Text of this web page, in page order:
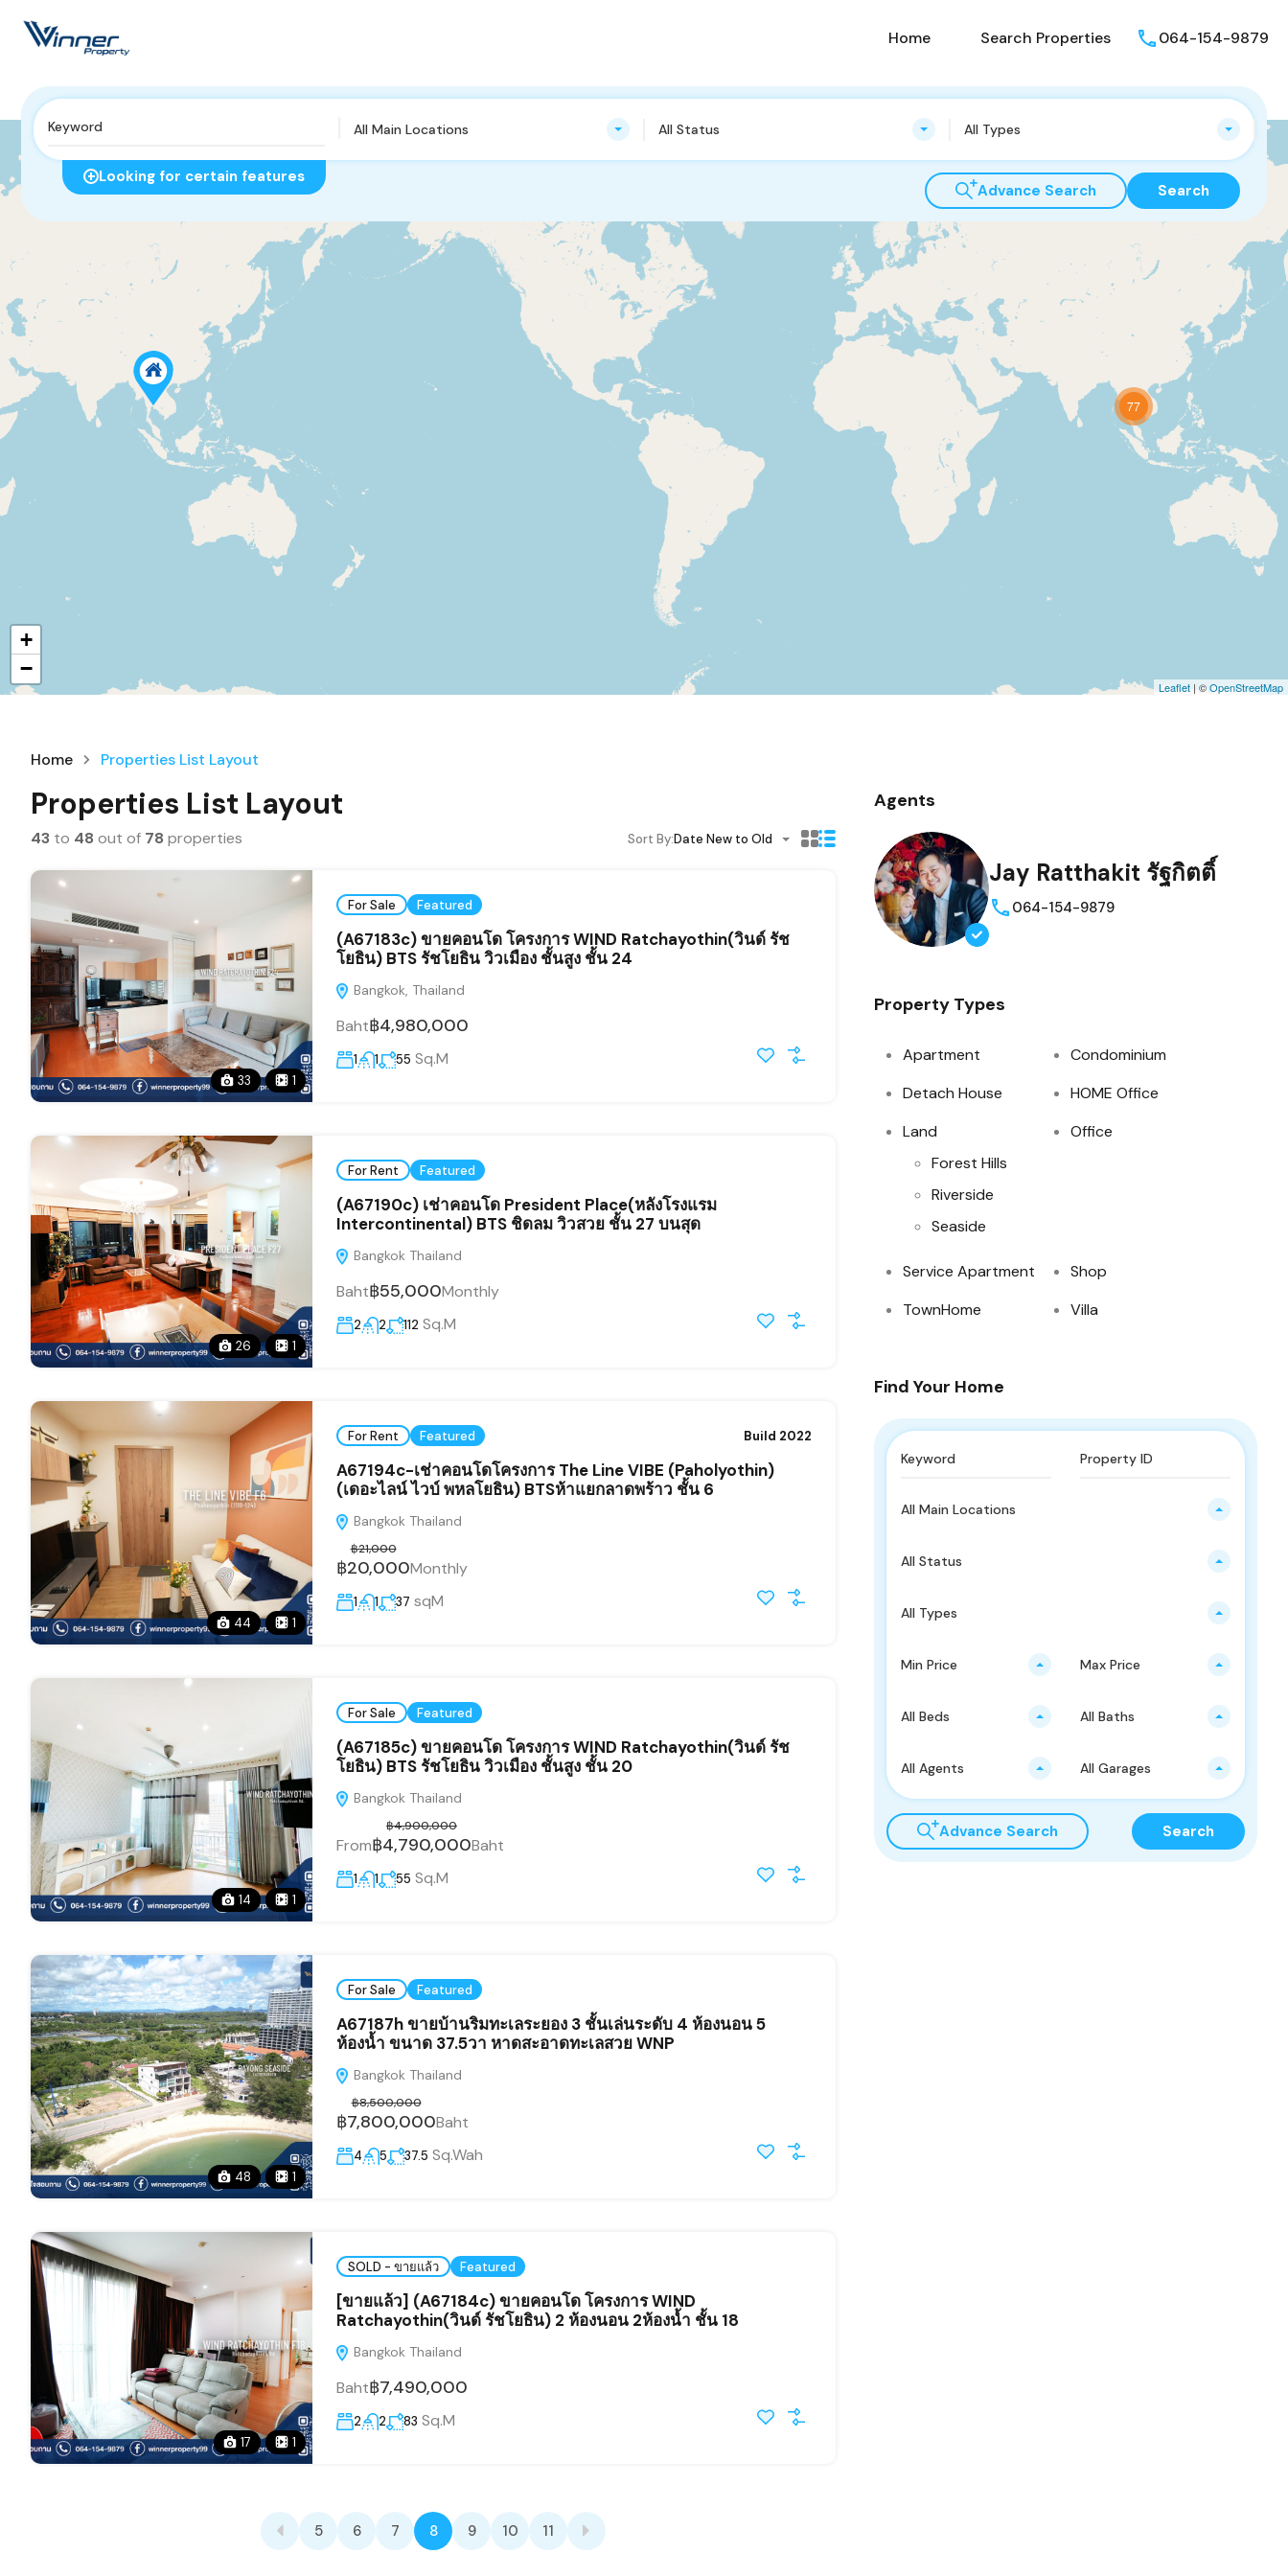
Home Search Properties 064-154-9879
All Main Locations All Status All Types
Looking for certain features
Advance Search Search
77
+
−
Leaflet | ©OpenStreetMap
Home Properties List Layout
Properties List Layout
43 to 48 out of 78 properties Sort By:Date New to Old
33 1
For Sale Featured
(A67183c) ขายคอนโด โครงการ WIND Ratchayothin(วินด์ รัช
โยธิน) BTS รัชโยธิน วิวเมือง ชั้นสูง ชั้น 24
Bangkok, Thailand
Baht฿4,980,000
1 1 55 Sq.M
26 1
For Rent Featured
(A67190c) เช่าคอนโด President Place(หลังโรงแรม
Intercontinental) BTS ชิดลม วิวสวย ชั้น 27 บนสุด
Bangkok Thailand
Baht฿55,000Monthly
2 2 112 Sq.M
44 1
For Rent Featured Build 2022
A67194c-เช่าคอนโดโครงการ The Line VIBE (Paholyothin)
(เดอะไลน์ ไวบ์ พหลโยธิน) BTSห้าแยกลาดพร้าว ชั้น 6
Bangkok Thailand
฿20,000
฿21,000
Monthly
1 1 37 sqM
14 1
For Sale Featured
(A67185c) ขายคอนโด โครงการ WIND Ratchayothin(วินด์ รัช
โยธิน) BTS รัชโยธิน วิวเมือง ชั้นสูง ชั้น 20
Bangkok Thailand
From฿4,790,000
฿4,900,000
Baht
1 1 55 Sq.M
48 1
For Sale Featured
A67187h ขายบ้านริมทะเลระยอง 3 ชั้นเล่นระดับ 4 ห้องนอน 5
ห้องน้ำ ขนาด 37.5วา หาดสะอาดทะเลสวย WNP
Bangkok Thailand
฿7,800,000
฿8,500,000
Baht
4 5 37.5 Sq.Wah
17 1
SOLD - ขายแล้ว Featured
[ขายแล้ว] (A67184c) ขายคอนโด โครงการ WIND
Ratchayothin(วินด์ รัชโยธิน) 2 ห้องนอน 2ห้องน้ำ ชั้น 18
Bangkok Thailand
Baht฿7,490,000
2 2 83 Sq.M
5 6 7 8 9 10 11
Agents
Jay Ratthakit รัฐกิตติ์
064-154-9879
Property Types
Apartment
Condominium
Detach House
HOME Office
Land
Forest Hills
Riverside
Seaside
Office
Service Apartment
Shop
TownHome
Villa
Find Your Home
All Main Locations
All Status
All Types
Min Price Max Price
All Beds All Baths
All Agents All Garages
Advance Search Search